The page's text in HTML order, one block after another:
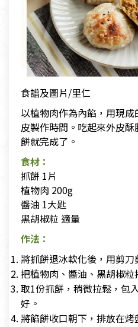
食譜及圖片/里仁
以植物肉作為內餡，用現
皮製作時間。吃起來外皮
餅就完成了。
食材：
抓餅 1片
植物肉 200g
醬油 1大匙
黑胡椒粒 適量
作法：
將抓餅退冰軟化後，用剪刀
把植物肉、醬油、黑胡椒粒
取1份抓餅，稍微拉鬆，包
好。
將餡餅收口朝下，排放在